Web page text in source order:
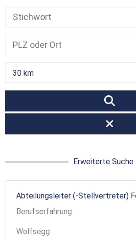
30 km
Erweiterte Suche
Abteilungsleiter (-Stellvertreter)
Berufserfahrung
Wolfsegg